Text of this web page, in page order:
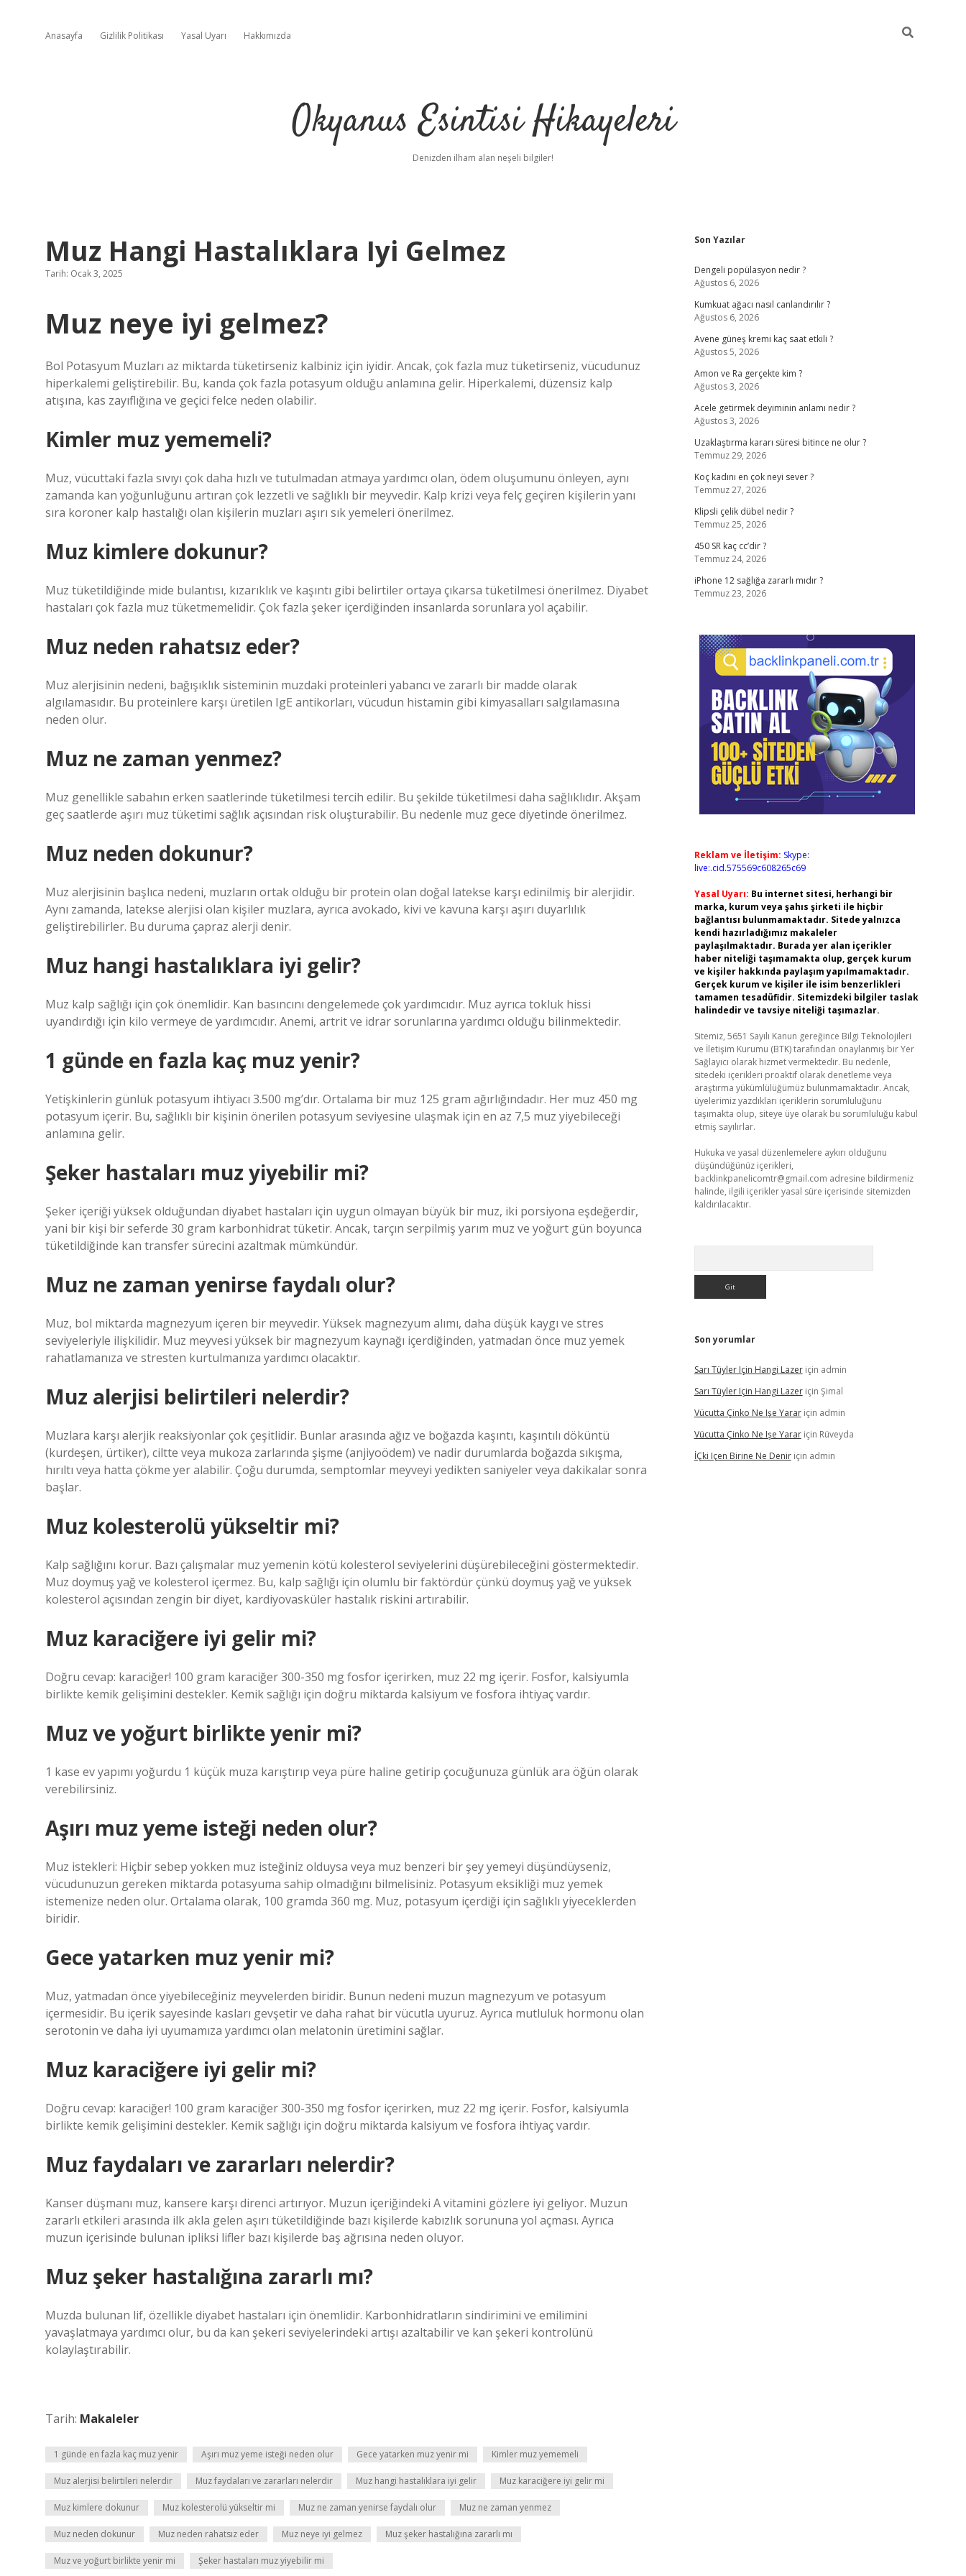
Anasayfa Gizlilik Politikası Yasal Uyarı Hakkımızda
Okyanus Esintisi Hikayeleri
Denizden ilham alan neşeli bilgiler!
Muz Hangi Hastalıklara Iyi Gelmez
Tarih: Ocak 3, 2025
Muz neye iyi gelmez?
Bol Potasyum Muzları az miktarda tüketirseniz kalbiniz için iyidir. Ancak, çok fazla muz tüketirseniz, vücudunuz
hiperkalemi geliştirebilir. Bu, kanda çok fazla potasyum olduğu anlamına gelir. Hiperkalemi, düzensiz kalp
atışına, kas zayıflığına ve geçici felce neden olabilir.
Kimler muz yememeli?
Muz, vücuttaki fazla sıvıyı çok daha hızlı ve tutulmadan atmaya yardımcı olan, ödem oluşumunu önleyen, aynı
zamanda kan yoğunluğunu artıran çok lezzetli ve sağlıklı bir meyvedir. Kalp krizi veya felç geçiren kişilerin yanı
sıra koroner kalp hastalığı olan kişilerin muzları aşırı sık yemeleri önerilmez.
Muz kimlere dokunur?
Muz tüketildiğinde mide bulantısı, kızarıklık ve kaşıntı gibi belirtiler ortaya çıkarsa tüketilmesi önerilmez. Diyabet
hastaları çok fazla muz tüketmemelidir. Çok fazla şeker içerdiğinden insanlarda sorunlara yol açabilir.
Muz neden rahatsız eder?
Muz alerjisinin nedeni, bağışıklık sisteminin muzdaki proteinleri yabancı ve zararlı bir madde olarak
algılamasıdır. Bu proteinlere karşı üretilen IgE antikorları, vücudun histamin gibi kimyasalları salgılamasına
neden olur.
Muz ne zaman yenmez?
Muz genellikle sabahın erken saatlerinde tüketilmesi tercih edilir. Bu şekilde tüketilmesi daha sağlıklıdır. Akşam
geç saatlerde aşırı muz tüketimi sağlık açısından risk oluşturabilir. Bu nedenle muz gece diyetinde önerilmez.
Muz neden dokunur?
Muz alerjisinin başlıca nedeni, muzların ortak olduğu bir protein olan doğal latekse karşı edinilmiş bir alerjidir.
Aynı zamanda, latekse alerjisi olan kişiler muzlara, ayrıca avokado, kivi ve kavuna karşı aşırı duyarlılık
geliştirebilirler. Bu duruma çapraz alerji denir.
Muz hangi hastalıklara iyi gelir?
Muz kalp sağlığı için çok önemlidir. Kan basıncını dengelemede çok yardımcıdır. Muz ayrıca tokluk hissi
uyandırdığı için kilo vermeye de yardımcıdır. Anemi, artrit ve idrar sorunlarına yardımcı olduğu bilinmektedir.
1 günde en fazla kaç muz yenir?
Yetişkinlerin günlük potasyum ihtiyacı 3.500 mg’dır. Ortalama bir muz 125 gram ağırlığındadır. Her muz 450 mg
potasyum içerir. Bu, sağlıklı bir kişinin önerilen potasyum seviyesine ulaşmak için en az 7,5 muz yiyebileceği
anlamına gelir.
Şeker hastaları muz yiyebilir mi?
Şeker içeriği yüksek olduğundan diyabet hastaları için uygun olmayan büyük bir muz, iki porsiyona eşdeğerdir,
yani bir kişi bir seferde 30 gram karbonhidrat tüketir. Ancak, tarçın serpilmiş yarım muz ve yoğurt gün boyunca
tüketildiğinde kan transfer sürecini azaltmak mümkündür.
Muz ne zaman yenirse faydalı olur?
Muz, bol miktarda magnezyum içeren bir meyvedir. Yüksek magnezyum alımı, daha düşük kaygı ve stres
seviyeleriyle ilişkilidir. Muz meyvesi yüksek bir magnezyum kaynağı içerdiğinden, yatmadan önce muz yemek
rahatlamanıza ve stresten kurtulmanıza yardımcı olacaktır.
Muz alerjisi belirtileri nelerdir?
Muzlara karşı alerjik reaksiyonlar çok çeşitlidir. Bunlar arasında ağız ve boğazda kaşıntı, kaşıntılı döküntü
(kurdeşen, ürtiker), ciltte veya mukoza zarlarında şişme (anjiyoödem) ve nadir durumlarda boğazda sıkışma,
hırıltı veya hatta çökme yer alabilir. Çoğu durumda, semptomlar meyveyi yedikten saniyeler veya dakikalar sonra
başlar.
Muz kolesterolü yükseltir mi?
Kalp sağlığını korur. Bazı çalışmalar muz yemenin kötü kolesterol seviyelerini düşürebileceğini göstermektedir.
Muz doymuş yağ ve kolesterol içermez. Bu, kalp sağlığı için olumlu bir faktördür çünkü doymuş yağ ve yüksek
kolesterol açısından zengin bir diyet, kardiyovasküler hastalık riskini artırabilir.
Muz karaciğere iyi gelir mi?
Doğru cevap: karaciğer! 100 gram karaciğer 300-350 mg fosfor içerirken, muz 22 mg içerir. Fosfor, kalsiyumla
birlikte kemik gelişimini destekler. Kemik sağlığı için doğru miktarda kalsiyum ve fosfora ihtiyaç vardır.
Muz ve yoğurt birlikte yenir mi?
1 kase ev yapımı yoğurdu 1 küçük muza karıştırıp veya püre haline getirip çocuğunuza günlük ara öğün olarak
verebilirsiniz.
Aşırı muz yeme isteği neden olur?
Muz istekleri: Hiçbir sebep yokken muz isteğiniz olduysa veya muz benzeri bir şey yemeyi düşündüyseniz,
vücudunuzun gereken miktarda potasyuma sahip olmadığını bilmelisiniz. Potasyum eksikliği muz yemek
istemenize neden olur. Ortalama olarak, 100 gramda 360 mg. Muz, potasyum içerdiği için sağlıklı yiyeceklerden
biridir.
Gece yatarken muz yenir mi?
Muz, yatmadan önce yiyebileceğiniz meyvelerden biridir. Bunun nedeni muzun magnezyum ve potasyum
içermesidir. Bu içerik sayesinde kasları gevşetir ve daha rahat bir vücutla uyuruz. Ayrıca mutluluk hormonu olan
serotonin ve daha iyi uyumamıza yardımcı olan melatonin üretimini sağlar.
Muz karaciğere iyi gelir mi?
Doğru cevap: karaciğer! 100 gram karaciğer 300-350 mg fosfor içerirken, muz 22 mg içerir. Fosfor, kalsiyumla
birlikte kemik gelişimini destekler. Kemik sağlığı için doğru miktarda kalsiyum ve fosfora ihtiyaç vardır.
Muz faydaları ve zararları nelerdir?
Kanser düşmanı muz, kansere karşı direnci artırıyor. Muzun içeriğindeki A vitamini gözlere iyi geliyor. Muzun
zararlı etkileri arasında ilk akla gelen aşırı tüketildiğinde bazı kişilerde kabızlık sorununa yol açması. Ayrıca
muzun içerisinde bulunan ipliksi lifler bazı kişilerde baş ağrısına neden oluyor.
Muz şeker hastalığına zararlı mı?
Muzda bulunan lif, özellikle diyabet hastaları için önemlidir. Karbonhidratların sindirimini ve emilimini
yavaşlatmaya yardımcı olur, bu da kan şekeri seviyelerindeki artışı azaltabilir ve kan şekeri kontrolünü
kolaylaştırabilir.
Tarih: Makaleler
1 günde en fazla kaç muz yenir Aşırı muz yeme isteği neden olur Gece yatarken muz yenir mi Kimler muz yememeli
Muz alerjisi belirtileri nelerdir Muz faydaları ve zararları nelerdir Muz hangi hastalıklara iyi gelir Muz karaciğere iyi gelir mi
Muz kimlere dokunur Muz kolesterolü yükseltir mi Muz ne zaman yenirse faydalı olur Muz ne zaman yenmez
Muz neden dokunur Muz neden rahatsız eder Muz neye iyi gelmez Muz şeker hastalığına zararlı mı
Muz ve yoğurt birlikte yenir mi Şeker hastaları muz yiyebilir mi
Sidebar
Son Yazılar
Dengeli popülasyon nedir ?
Ağustos 6, 2026
Kumkuat ağacı nasıl canlandırılır ?
Ağustos 6, 2026
Avene güneş kremi kaç saat etkili ?
Ağustos 5, 2026
Amon ve Ra gerçekte kim ?
Ağustos 3, 2026
Acele getirmek deyiminin anlamı nedir ?
Ağustos 3, 2026
Uzaklaştırma kararı süresi bitince ne olur ?
Temmuz 29, 2026
Koç kadını en çok neyi sever ?
Temmuz 27, 2026
Klipsli çelik dübel nedir ?
Temmuz 25, 2026
450 SR kaç cc’dir ?
Temmuz 24, 2026
iPhone 12 sağlığa zararlı mıdır ?
Temmuz 23, 2026
Reklam ve İletişim: Skype:
live:.cid.575569c608265c69
Yasal Uyarı: Bu internet sitesi, herhangi bir
marka, kurum veya şahıs şirketi ile hiçbir
bağlantısı bulunmamaktadır. Sitede yalnızca
kendi hazırladığımız makaleler
paylaşılmaktadır. Burada yer alan içerikler
haber niteliği taşımamakta olup, gerçek kurum
ve kişiler hakkında paylaşım yapılmamaktadır.
Gerçek kurum ve kişiler ile isim benzerlikleri
tamamen tesadüfidir. Sitemizdeki bilgiler taslak
halindedir ve tavsiye niteliği taşımazlar.
Sitemiz, 5651 Sayılı Kanun gereğince Bilgi Teknolojileri
ve İletişim Kurumu (BTK) tarafından onaylanmış bir Yer
Sağlayıcı olarak hizmet vermektedir. Bu nedenle,
sitedeki içerikleri proaktif olarak denetleme veya
araştırma yükümlülüğümüz bulunmamaktadır. Ancak,
üyelerimiz yazdıkları içeriklerin sorumluluğunu
taşımakta olup, siteye üye olarak bu sorumluluğu kabul
etmiş sayılırlar.
Hukuka ve yasal düzenlemelere aykırı olduğunu
düşündüğünüz içerikleri,
backlinkpanelicomtr@gmail.com adresine bildirmeniz
halinde, ilgili içerikler yasal süre içerisinde sitemizden
kaldırılacaktır.
Son yorumlar
Sarı Tüyler Için Hangi Lazeriçin admin
Sarı Tüyler Için Hangi Lazeriçin Şimal
Vücutta Çinko Ne Işe Yarariçin admin
Vücutta Çinko Ne Işe Yarariçin Rüveyda
İÇki Içen Birine Ne Deniriçin admin